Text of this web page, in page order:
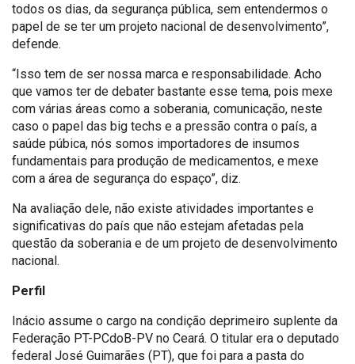
todos os dias, da segurança pública, sem entendermos o
papel de se ter um projeto nacional de desenvolvimento”,
defende.
“Isso tem de ser nossa marca e responsabilidade. Acho
que vamos ter de debater bastante esse tema, pois mexe
com várias áreas como a soberania, comunicação, neste
caso o papel das big techs e a pressão contra o país, a
saúde púbica, nós somos importadores de insumos
fundamentais para produção de medicamentos, e mexe
com a área de segurança do espaço”, diz.
Na avaliação dele, não existe atividades importantes e
significativas do país que não estejam afetadas pela
questão da soberania e de um projeto de desenvolvimento
nacional.
Perfil
Inácio assume o cargo na condição deprimeiro suplente da
Federação PT-PCdoB-PV no Ceará. O titular era o deputado
federal José Guimarães (PT), que foi para a pasta do